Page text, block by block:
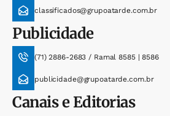
classificados@grupoatarde.com.br
Publicidade
(71) 2886-2683 / Ramal 8585 | 8586
publicidade@grupoatarde.com.br
Canais e Editorias